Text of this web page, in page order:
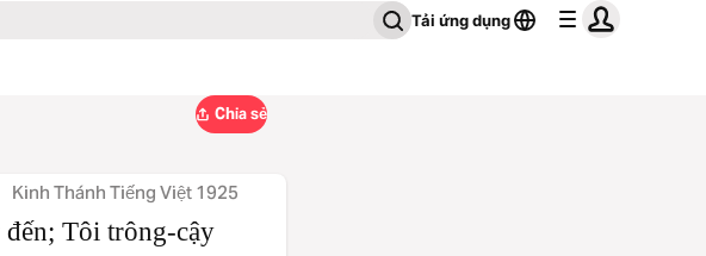
Tải ứng dụng
Chia sẻ
Kinh Thánh Tiếng Việt 1925
Tôi trông-cậy